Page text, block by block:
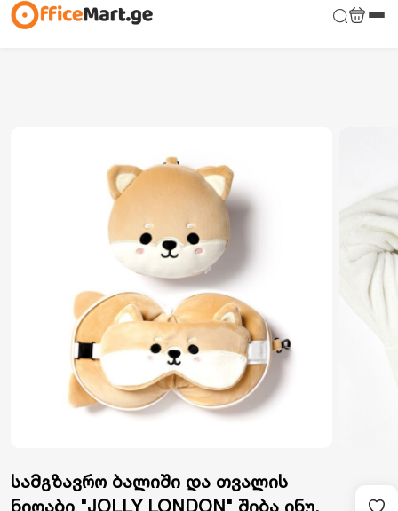
სამგზავრო ბალიში და თვალის
ნიღაბი "JOLLY LONDON" შიბა ინუ,